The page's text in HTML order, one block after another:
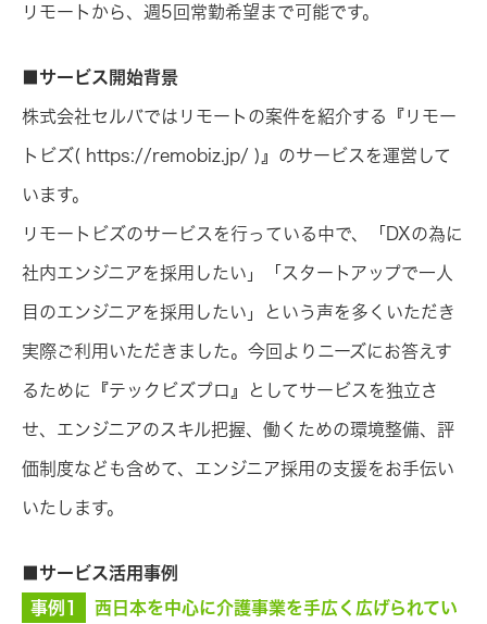
リモートから、週5回常勤希望まで可能です。
■サービス開始背景
株式会社セルバではリモートの案件を紹介する『リモー
トビズ( https://remobiz.jp/ )』のサービスを運営して
います。
リモートビズのサービスを行っている中で、「DXの為に
社内エンジニアを採用したい」「スタートアップで一人
目のエンジニアを採用したい」という声を多くいただき
実際ご利用いただきました。今回よりニーズにお答えす
るために『テックビズプロ』としてサービスを独立さ
せ、エンジニアのスキル把握、働くための環境整備、評
価制度なども含めて、エンジニア採用の支援をお手伝い
いたします。
■サービス活用事例
事例1
西日本を中心に介護事業を手広く広げられてい